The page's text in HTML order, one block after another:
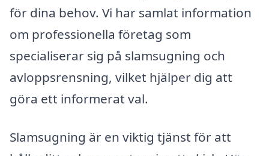
för dina behov. Vi har samlat information
om professionella företag som
specialiserar sig på slamsugning och
avloppsrensning, vilket hjälper dig att
göra ett informerat val.
Slamsugning är en viktig tjänst för att